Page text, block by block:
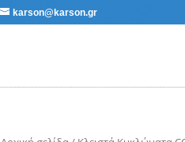
karson@karson.gr